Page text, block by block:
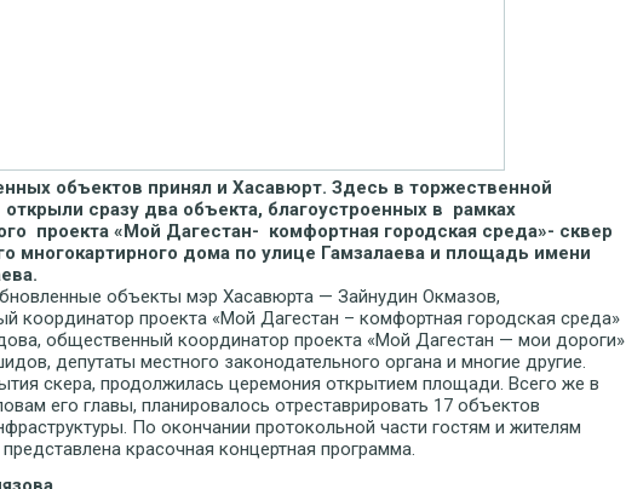
объектов принял и Хасавюрт. Здесь в торжественной
сразу два объекта, благоустроенных в рамках
проекта «Мой Дагестан- комфортная городская среда»- сквер
многокартирного дома по улице Гамзалаева и площадь имени
объекты мэр Хасавюрта — Зайнудин Окмазов,
координатор проекта «Мой Дагестан – комфортная городская среда»
общественный координатор проекта «Мой Дагестан — мои дороги»
депутаты местного законодательного органа и многие другие.
скера, продолжилась церемония открытием площади. Всего же в
его главы, планировалось отреставрировать 17 объектов
По окончании протокольной части гостям и жителям
красочная концертная программа.